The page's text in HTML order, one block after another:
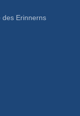
des Erinnerns